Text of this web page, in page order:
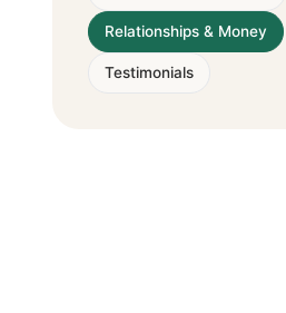
Relationships & Money
Testimonials